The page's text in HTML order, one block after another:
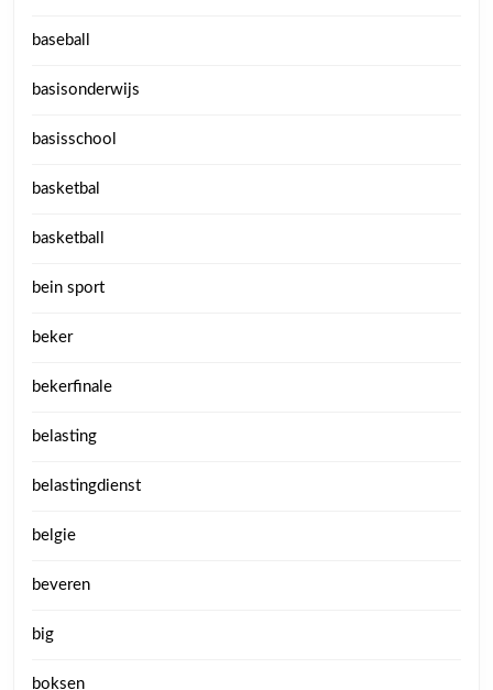
baseball
basisonderwijs
basisschool
basketbal
basketball
bein sport
beker
bekerfinale
belasting
belastingdienst
belgie
beveren
big
boksen